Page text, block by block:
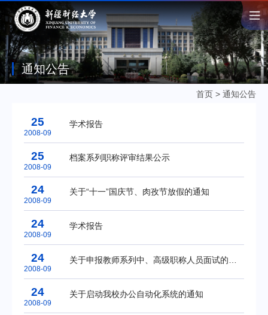
通知公告
首页 > 通知公告
25
2008-09
学术报告
25
2008-09
档案系列职称评审结果公示
24
2008-09
关于“十一”国庆节、肉孜节放假的通知
24
2008-09
学术报告
24
2008-09
24
2008-09
关于启动我校办公自动化系统的通知